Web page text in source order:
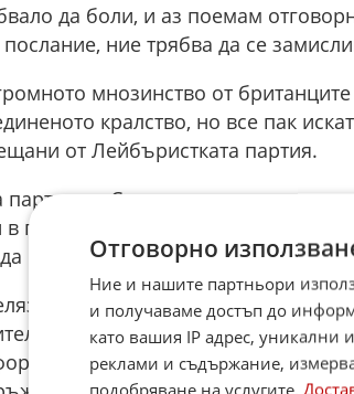
да боли, и аз поемам
ние трябва да се
мнозинство от
кралство, но все пак
от Лейбъристката партия.
на Стармър претърпя
в парламентите на Шотландия и
подаде оставка, съобщава
че според предварителните
част от подкрепата си.
Обединеното кралство"
Отговорно
Ние и нашите партньори
и получаваме достъп до
като вашия IP адрес, уникални
реклами и съдържание,
подобряване на услугите.